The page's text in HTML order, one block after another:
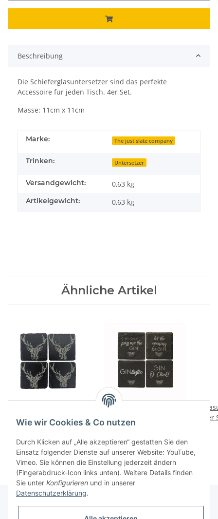
Beschreibung
Die Schieferglasuntersetzer sind das perfekte
Accessoire für jeden Tisch. 4er Set.
Masse: 11cm x 11cm
Marke: The just slate company
Trinken: Untersetzer
Versandgewicht: 0,63 kg
Artikelgewicht: 0,63 kg
Ähnliche Artikel
4er Set - Hirsch
36,00 CHF*
Glasuntersetzer Schiefer
36,00 CHF
Wie wir Cookies & Co nutzen
Durch Klicken auf „Alle akzeptieren“ gestatten Sie den
Einsatz folgender Dienste auf unserer Website: YouTube,
Vimeo. Sie können die Einstellung jederzeit ändern
(Fingerabdruck-Icon links unten). Weitere Details finden
Sie unter Konfigurieren und in unserer
Datenschutzerklärung.